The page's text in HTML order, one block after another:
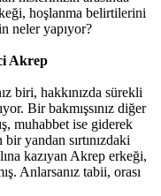
hoşlanma belirtilerini
neler yapıyor?
Akrep
biri, hakkınızda sürekli
Bir bakmışsınız diğer
muhabbet ise giderek
yandan sırtınızdaki
kazıyan Akrep erkeği,
Anlarsanız tabii, orası